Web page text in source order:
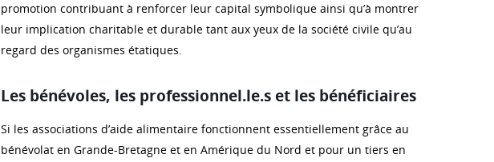
promotion contribuant à renforcer leur capital symbolique ainsi qu’à montrer
leur implication charitable et durable tant aux yeux de la société civile qu’au
regard des organismes étatiques.
Les bénévoles, les professionnel.le.s et les bénéficiaires
Si les associations d’aide alimentaire fonctionnent essentiellement grâce au
bénévolat en Grande-Bretagne et en Amérique du Nord et pour un tiers en